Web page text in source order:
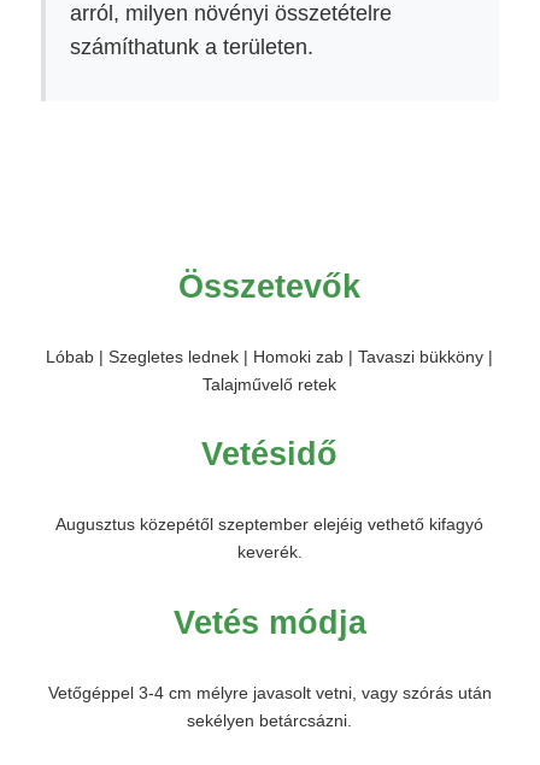
arról, milyen növényi összetételre
számíthatunk a területen.
Összetevők
Lóbab | Szegletes lednek | Homoki zab | Tavaszi bükköny |
Talajművelő retek
Vetésidő
Augusztus közepétől szeptember elejéig vethető kifagyó
keverék.
Vetés módja
Vetőgéppel 3-4 cm mélyre javasolt vetni, vagy szórás után
sekélyen betárcsázni.